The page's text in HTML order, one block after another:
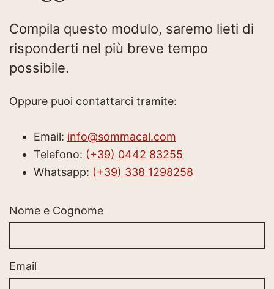
Compila questo modulo, saremo lieti di
risponderti nel più breve tempo
possibile.
Oppure puoi contattarci tramite:
Email: info@sommacal.com
Telefono: (+39) 0442 83255
Whatsapp: (+39) 338 1298258
Nome e Cognome
Email